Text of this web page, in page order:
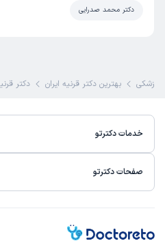
عالی
زمان انتظار:
رفتار منشی عالی بود دکتر هم بد
مشکل
دکتر محمد صدرایی
پزشکی بهترین دکتر قرنیه ایران دکتر
خدمات دکترتو
صفحات دکترتو